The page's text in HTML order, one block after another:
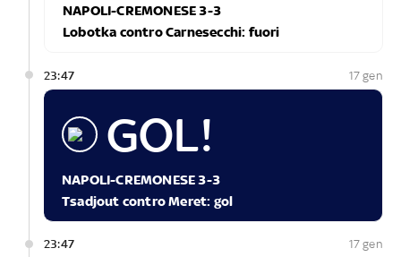
NAPOLI-CREMONESE 3-3
Lobotka contro Carnesecchi: fuori
23:47 17 gen
GOL!
NAPOLI-CREMONESE 3-3
Tsadjout contro Meret: gol
23:47 17 gen